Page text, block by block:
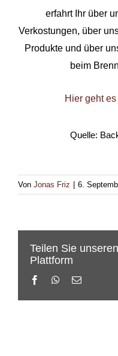
erfahrt Ihr über
Verkostungen, über
Produkte und über
beim
Hier geht
Quelle:
Von Jonas Friz 6.
Teilen Sie
Plattform
FacebookWhatsApp
E-